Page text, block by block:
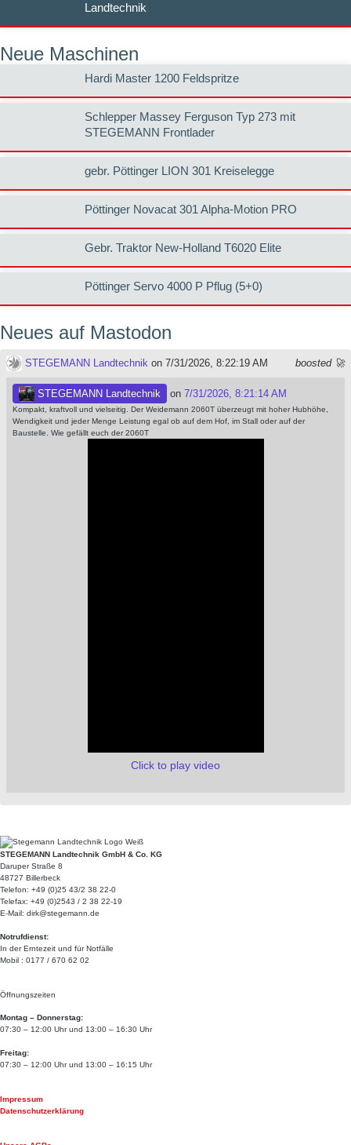
Landtechnik
Neue Maschinen
Hardi Master 1200 Feldspritze
Schlepper Massey Ferguson Typ 273 mit
STEGEMANN Frontlader
gebr. Pöttinger LION 301 Kreiselegge
Pöttinger Novacat 301 Alpha-Motion PRO
Gebr. Traktor New-Holland T6020 Elite
Pöttinger Servo 4000 P Pflug (5+0)
Neues auf Mastodon
boosted 🚀
STEGEMANN Landtechnik on 7/31/2026, 8:22:19 AM
STEGEMANN Landtechnik on 7/31/2026, 8:21:14 AM
Kompakt, kraftvoll und vielseitig. Der Weidemann 2060T überzeugt mit hoher Hubhöhe,
Wendigkeit und jeder Menge Leistung egal ob auf dem Hof, im Stall oder auf der
Baustelle. Wie gefällt euch der 2060T
Click to play video
STEGEMANN Landtechnik GmbH & Co. KG
Daruper Straße 8
48727 Billerbeck
Telefon: +49 (0)25 43/2 38 22-0
Telefax: +49 (0)2543 / 2 38 22-19
E-Mail: dirk@stegemann.de
Notrufdienst:
In der Erntezeit und für Notfälle
Mobil : 0177 / 670 62 02
Öffnungszeiten
Montag – Donnerstag:
07:30 – 12:00 Uhr und 13:00 – 16:30 Uhr
Freitag:
07:30 – 12:00 Uhr und 13:00 – 16:15 Uhr
Impressum
Datenschutzerklärung